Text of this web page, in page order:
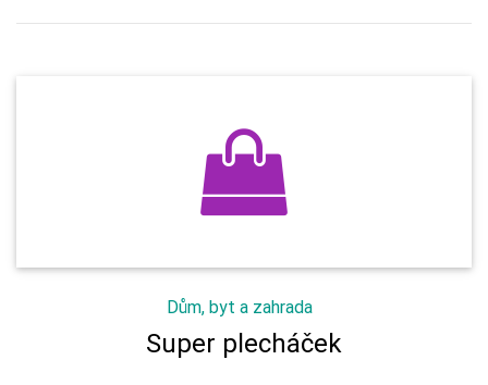
Dům, byt a zahrada
Super plecháček